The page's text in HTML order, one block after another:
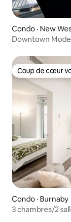
Condo · New
Downtown
Coup de cœur
Coup de cœur
Condo · Burnaby
3 chambres/2